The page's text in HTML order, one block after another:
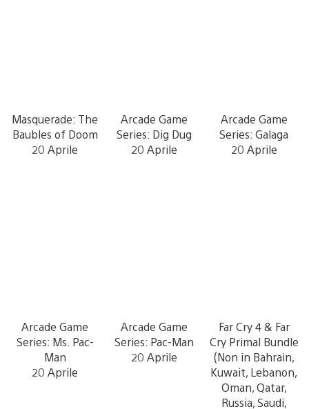
Masquerade: The
Baubles of Doom
20 Aprile
Arcade Game
Series: Dig Dug
20 Aprile
Arcade Game
Series: Galaga
20 Aprile
Arcade Game
Series: Ms. Pac-
Man
20 Aprile
Arcade Game
Series: Pac-Man
20 Aprile
Far Cry 4 & Far
Cry Primal Bundle
(Non in Bahrain,
Kuwait, Lebanon,
Oman, Qatar,
Russia, Saudi,